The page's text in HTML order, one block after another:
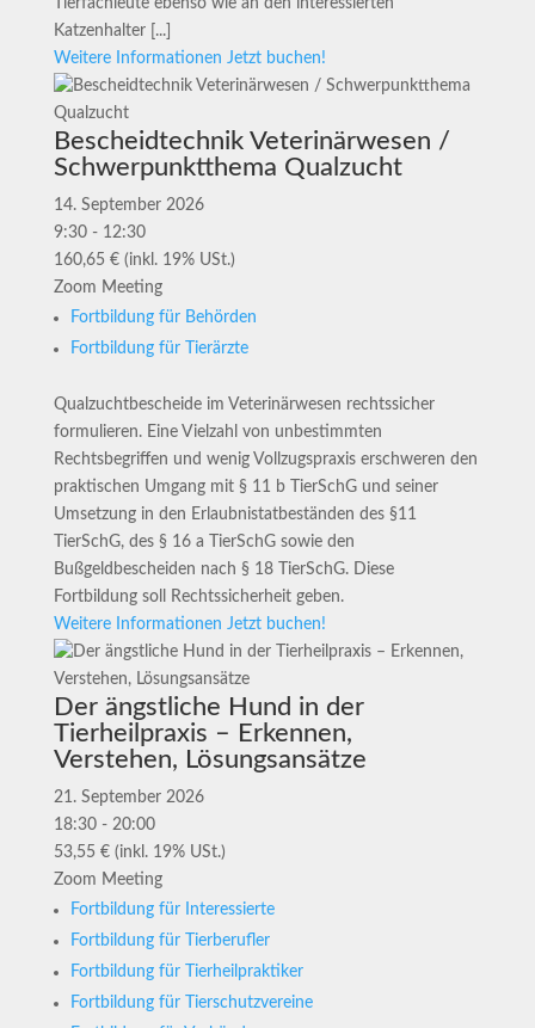
Tierfachleute ebenso wie an den interessierten
Katzenhalter [...]
Weitere Informationen Jetzt buchen!
Bescheidtechnik Veterinärwesen /
Schwerpunktthema Qualzucht
14. September 2026
9:30 - 12:30
160,65 € (inkl. 19% USt.)
Zoom Meeting
Fortbildung für Behörden
Fortbildung für Tierärzte
Qualzuchtbescheide im Veterinärwesen rechtssicher
formulieren. Eine Vielzahl von unbestimmten
Rechtsbegriffen und wenig Vollzugspraxis erschweren den
praktischen Umgang mit § 11 b TierSchG und seiner
Umsetzung in den Erlaubnistatbeständen des §11
TierSchG, des § 16 a TierSchG sowie den
Bußgeldbescheiden nach § 18 TierSchG. Diese
Fortbildung soll Rechtssicherheit geben.
Weitere Informationen Jetzt buchen!
Der ängstliche Hund in der
Tierheilpraxis – Erkennen,
Verstehen, Lösungsansätze
21. September 2026
18:30 - 20:00
53,55 € (inkl. 19% USt.)
Zoom Meeting
Fortbildung für Interessierte
Fortbildung für Tierberufler
Fortbildung für Tierheilpraktiker
Fortbildung für Tierschutzvereine